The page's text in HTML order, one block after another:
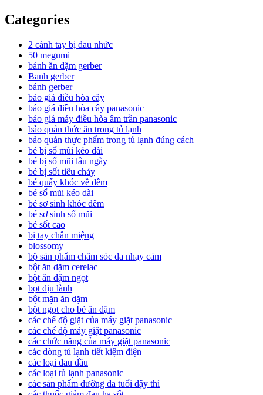
Categories
2 cánh tay bị đau nhức
50 megumi
bánh ăn dặm gerber
Banh gerber
bánh gerber
báo giá điều hòa cây
báo giá điều hòa cây panasonic
báo giá máy điều hòa âm trần panasonic
bảo quản thức ăn trong tủ lạnh
bảo quản thực phẩm trong tủ lạnh đúng cách
bé bị sổ mũi kéo dài
bé bị sổ mũi lâu ngày
bé bị sốt tiêu chảy
bé quấy khóc về đêm
bé sổ mũi kéo dài
bé sơ sinh khóc đêm
bé sơ sinh sổ mũi
bé sốt cao
bị tay chân miệng
blossomy
bộ sản phẩm chăm sóc da nhạy cảm
bột ăn dặm cerelac
bột ăn dặm ngọt
bọt dịu lành
bột mặn ăn dặm
bột ngọt cho bé ăn dặm
các chế độ giặt của máy giặt panasonic
các chế độ máy giặt panasonic
các chức năng của máy giặt panasonic
các dòng tủ lạnh tiết kiệm điện
các loại đau đầu
các loại tủ lạnh panasonic
các sản phẩm dưỡng da tuổi dậy thì